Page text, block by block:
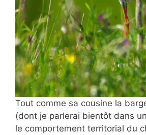
Tout comme sa cousine la
(dont je parlerai bientôt dans
le comportement territorial du